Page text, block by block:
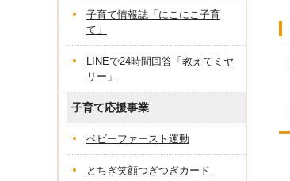
子育て情報誌「にこにこ子育
て」
LINEで24時間回答「教えてミヤ
リー」
子育て応援事業
ベビーファースト運動
とちぎ笑顔つぎつぎカード